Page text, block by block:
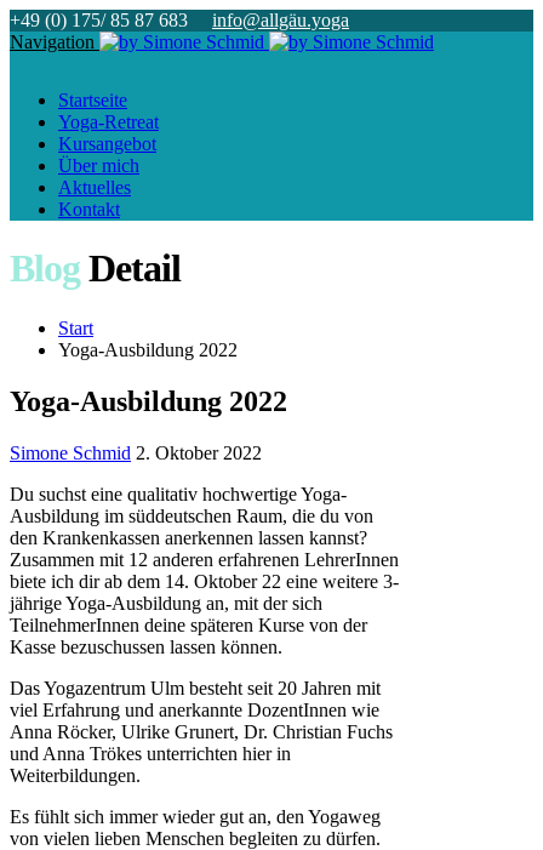
+49 (0) 175/ 85 87 683 info@allgäu.yoga
Navigation
Startseite
Yoga-Retreat
Kursangebot
Über mich
Aktuelles
Kontakt
BlogDetail
Start
Yoga-Ausbildung 2022
Yoga-Ausbildung 2022
Simone Schmid 2. Oktober 2022
Du suchst eine qualitativ hochwertige Yoga-
Ausbildung im süddeutschen Raum, die du von
den Krankenkassen anerkennen lassen kannst?
Zusammen mit 12 anderen erfahrenen LehrerInnen
biete ich dir ab dem 14. Oktober 22 eine weitere 3-
jährige Yoga-Ausbildung an, mit der sich
TeilnehmerInnen deine späteren Kurse von der
Kasse bezuschussen lassen können.
Das Yogazentrum Ulm besteht seit 20 Jahren mit
viel Erfahrung und anerkannte DozentInnen wie
Anna Röcker, Ulrike Grunert, Dr. Christian Fuchs
und Anna Trökes unterrichten hier in
Weiterbildungen.
Es fühlt sich immer wieder gut an, den Yogaweg
von vielen lieben Menschen begleiten zu dürfen.